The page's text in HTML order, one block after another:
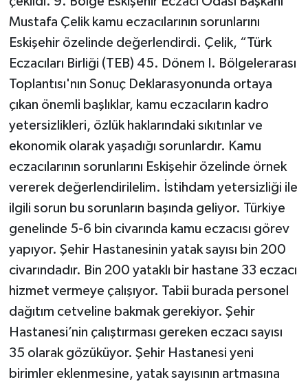
Mustafa Çelik kamu eczacılarının sorunlarını
Eskişehir özelinde değerlendirdi. Çelik, “Türk
Eczacıları Birliği (TEB) 45. Dönem I. Bölgelerarası
Toplantısı'nın Sonuç Deklarasyonunda ortaya
çıkan önemli başlıklar, kamu eczacıların kadro
yetersizlikleri, özlük haklarındaki sıkıtınlar ve
ekonomik olarak yaşadığı sorunlardır. Kamu
eczacılarının sorunlarını Eskişehir özelinde örnek
vererek değerlendirilelim. İstihdam yetersizliği ile
ilgili sorun bu sorunların başında geliyor. Türkiye
genelinde 5-6 bin civarında kamu eczacısı görev
yapıyor. Şehir Hastanesinin yatak sayısı bin 200
civarındadır. Bin 200 yataklı bir hastane 33 eczacı
hizmet vermeye çalışıyor. Tabii burada personel
dağıtım cetveline bakmak gerekiyor. Şehir
Hastanesi’nin çalıştırması gereken eczacı sayısı
35 olarak gözüküyor. Şehir Hastanesi yeni
birimler eklenmesine, yatak sayısının artmasına